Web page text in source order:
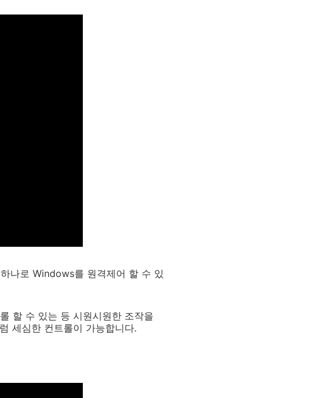
나로 Windows를 원격제어 할 수 있
할 수 있는 등 시원시원한 조작을
세심한 컨트롤이 가능합니다.